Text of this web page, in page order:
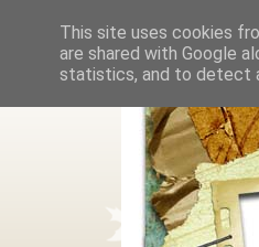
This site uses cookies
are shared with Google
statistics, and to detect